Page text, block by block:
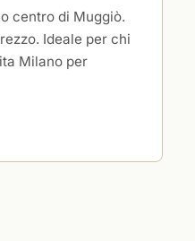
centro di Muggiò.
Ideale per chi
Milano per